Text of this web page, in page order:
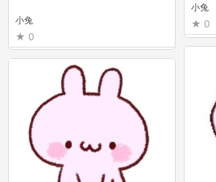
小兔
0
小兔
0